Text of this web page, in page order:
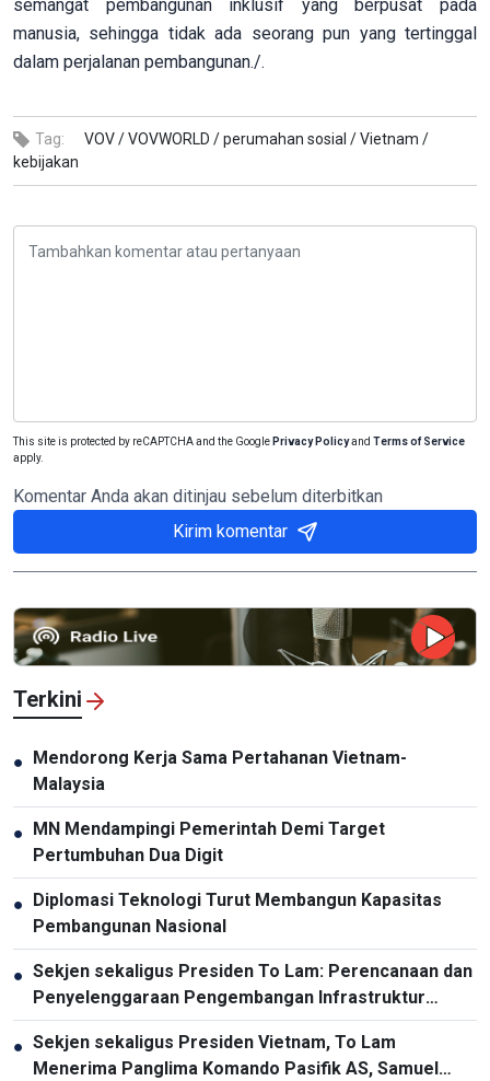
semangat pembangunan inklusif yang berpusat pada
manusia, sehingga tidak ada seorang pun yang tertinggal
dalam perjalanan pembangunan./.
Tag: VOV /VOVWORLD /perumahan sosial /Vietnam /
kebijakan
This site is protected by reCAPTCHA and the Google Privacy Policyand Terms of Service
apply.
Komentar Anda akan ditinjau sebelum diterbitkan
Kirim komentar
Terkini
●
Mendorong Kerja Sama Pertahanan Vietnam-
Malaysia
●
MN Mendampingi Pemerintah Demi Target
Pertumbuhan Dua Digit
●
Diplomasi Teknologi Turut Membangun Kapasitas
Pembangunan Nasional
● Sekjen sekaligus Presiden To Lam: Perencanaan dan
Penyelenggaraan Pengembangan Infrastruktur
Harus Diperbarui
● Sekjen sekaligus Presiden Vietnam, To Lam
Menerima Panglima Komando Pasifik AS, Samuel